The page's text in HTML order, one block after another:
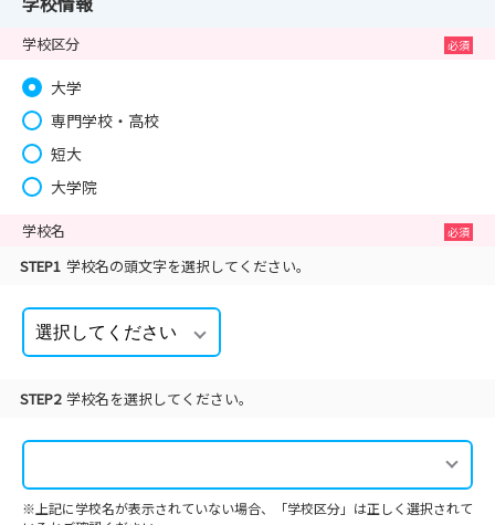
学校区分
大学
専門学校・高校
短大
大学院
学校名
STEP1 学校名の頭文字を選択してください。
STEP2 学校名を選択してください。
※上記に学校名が表示されていない場合、「学校区分」は正しく選択されて